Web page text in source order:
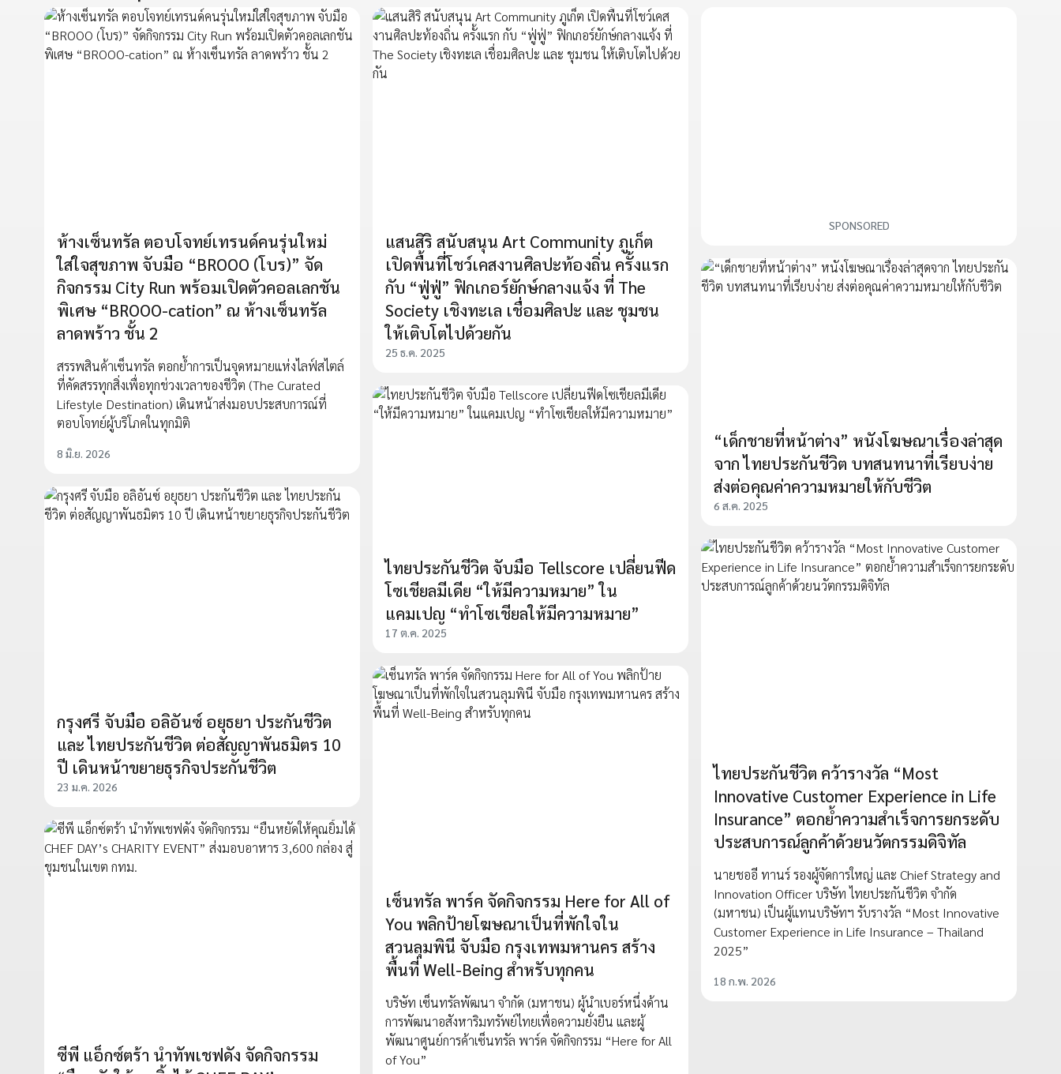
ห้างเซ็นทรัล ตอบโจทย์เทรนด์คนรุ่นใหม่
ใส่ใจสุขภาพ จับมือ “BROOO (โบร)” จัด
กิจกรรม City Run พร้อมเปิดตัวคอลเลกชัน
พิเศษ “BROOO-cation” ณ ห้างเซ็นทรัล
ลาดพร้าว ชั้น 2
สรรพสินค้าเซ็นทรัล ตอกย้ำการเป็นจุดหมายแห่งไลฟ์สไตล์
ที่คัดสรรทุกสิ่งเพื่อทุกช่วงเวลาของชีวิต (The Curated
Lifestyle Destination) เดินหน้าส่งมอบประสบการณ์ที่
ตอบโจทย์ผู้บริโภคในทุกมิติ
8 มิ.ย. 2026
แสนสิริ สนับสนุน Art Community ภูเก็ต
เปิดพื้นที่โชว์เคสงานศิลปะท้องถิ่น ครั้งแรก
กับ “ฟู่ฟู่” ฟิกเกอร์ยักษ์กลางแจ้ง ที่ The
Society เชิงทะเล เชื่อมศิลปะ และ ชุมชน
ให้เติบโตไปด้วยกัน
25 ธ.ค. 2025
SPONSORED
“เด็กชายที่หน้าต่าง” หนังโฆษณาเรื่องล่าสุด
จาก ไทยประกันชีวิต บทสนทนาที่เรียบง่าย
ส่งต่อคุณค่าความหมายให้กับชีวิต
6 ส.ค. 2025
ไทยประกันชีวิต จับมือ Tellscore เปลี่ยนฟีด
โซเชียลมีเดีย “ให้มีความหมาย” ใน
แคมเปญ “ทำโซเชียลให้มีความหมาย”
17 ต.ค. 2025
กรุงศรี จับมือ อลิอันซ์ อยุธยา ประกันชีวิต
และ ไทยประกันชีวิต ต่อสัญญาพันธมิตร 10
ปี เดินหน้าขยายธุรกิจประกันชีวิต
23 ม.ค. 2026
ไทยประกันชีวิต คว้ารางวัล “Most
Innovative Customer Experience in Life
Insurance” ตอกย้ำความสำเร็จการยกระดับ
ประสบการณ์ลูกค้าด้วยนวัตกรรมดิจิทัล
นายชออี ทานร์ รองผู้จัดการใหญ่ และ Chief Strategy and
Innovation Officer บริษัท ไทยประกันชีวิต จำกัด
(มหาชน) เป็นผู้แทนบริษัทฯ รับรางวัล “Most Innovative
Customer Experience in Life Insurance – Thailand
2025”
18 ก.พ. 2026
เซ็นทรัล พาร์ค จัดกิจกรรม Here for All of
You พลิกป้ายโฆษณาเป็นที่พักใจใน
สวนลุมพินี จับมือ กรุงเทพมหานคร สร้าง
พื้นที่ Well-Being สำหรับทุกคน
บริษัท เซ็นทรัลพัฒนา จำกัด (มหาชน) ผู้นำเบอร์หนึ่งด้าน
การพัฒนาอสังหาริมทรัพย์ไทยเพื่อความยั่งยืน และผู้
พัฒนาศูนย์การค้าเซ็นทรัล พาร์ค จัดกิจกรรม “Here for All
of You”
ซีพี แอ็กซ์ตร้า นำทัพเชฟดัง จัดกิจกรรม